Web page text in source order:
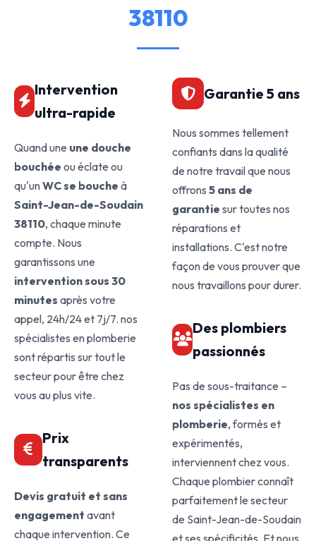
38110
Intervention
ultra-rapide
Quand une une douche
bouchée ou éclate ou
qu'unWC se bouche à
Saint-Jean-de-Soudain
38110, chaque minute
compte. Nous
garantissons une
intervention sous 30
minutes après votre
appel, 24h/24 et 7j/7. nos
spécialistes en plomberie
sont répartis sur tout le
secteur pour être chez
vous au plus vite.
Prix
transparents
Devis gratuit et sans
engagement avant
chaque intervention. Ce
Garantie 5 ans
Nous sommes tellement
confiants dans la qualité
de notre travail que nous
offrons 5 ans de
garantie sur toutes nos
réparations et
installations. C'est notre
façon de vous prouver que
nous travaillons pour durer.
Des plombiers
passionnés
Pas de sous-traitance –
nos spécialistes en
plomberie, formés et
expérimentés,
interviennent chez vous.
Chaque plombier connaît
parfaitement le secteur
de Saint-Jean-de-Soudain
et ses spécificités. Et nous